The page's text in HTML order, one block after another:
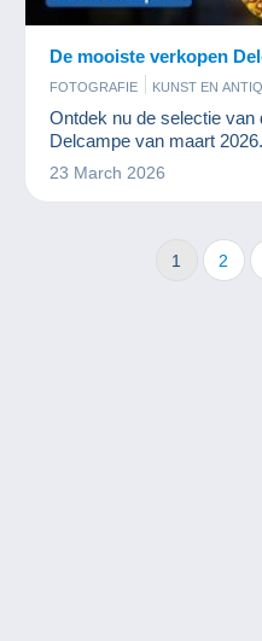
De mooiste verkopen
FOTOGRAFIE
KUNST EN
MUNTEN EN BANKBILJETTEN
Ontdek nu de selectie
Delcampe van maart 2026.
23 March 2026
1 2